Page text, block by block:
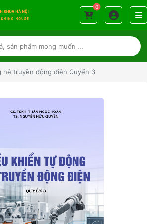
0
hệ truyền động điện Quyển 3